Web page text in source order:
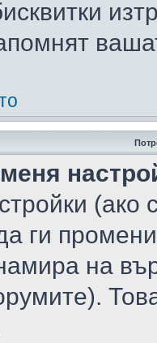
(ако
ги
на